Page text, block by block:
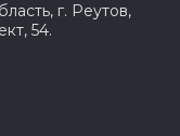
г. Реутов,
54.